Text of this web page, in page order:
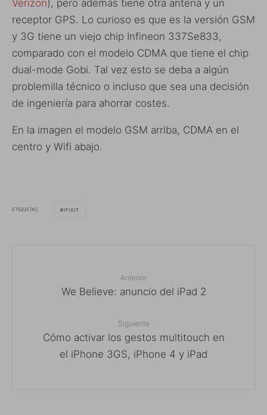
Verizon), pero además tiene otra antena y un
receptor GPS. Lo curioso es que es la versión GSM
y 3G tiene un viejo chip Infineon 337Se833,
comparado con el modelo CDMA que tiene el chip
dual-mode Gobi. Tal vez esto se deba a algún
problemilla técnico o incluso que sea una decisión
de ingeniería para ahorrar costes.
En la imagen el modelo GSM arriba, CDMA en el
centro y Wifi abajo.
ETIQUETAS IFIXIT
Anterior
We Believe: anuncio del iPad 2
Siguiente
Cómo activar los gestos multitouch en
el iPhone 3GS, iPhone 4 y iPad